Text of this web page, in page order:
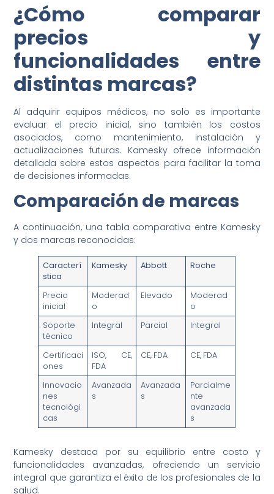
¿Cómo comparar
precios y
funcionalidades entre
distintas marcas?
Al adquirir equipos médicos, no solo es importante
evaluar el precio inicial, sino también los costos
asociados, como mantenimiento, instalación y
actualizaciones futuras. Kamesky ofrece información
detallada sobre estos aspectos para facilitar la toma
de decisiones informadas.
Comparación de marcas
A continuación, una tabla comparativa entre Kamesky
y dos marcas reconocidas:
Caracterí
stica
Kamesky Abbott Roche
Precio
inicial
Moderad
o
Elevado
Moderad
o
Soporte
técnico
Integral Parcial Integral
Certificaci
ones
ISO, CE,
FDA
CE, FDA CE, FDA
Innovacio
nes
tecnológi
cas
Avanzada
s
Avanzada
s
Parcialme
nte
avanzada
s
Kamesky destaca por su equilibrio entre costo y
funcionalidades avanzadas, ofreciendo un servicio
integral que garantiza el éxito de los profesionales de la
salud.